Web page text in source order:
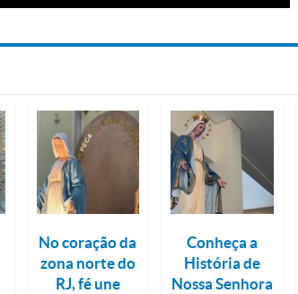
No coração da
zona norte do
RJ, fé une
Conheça a
História de
Nossa Senhora